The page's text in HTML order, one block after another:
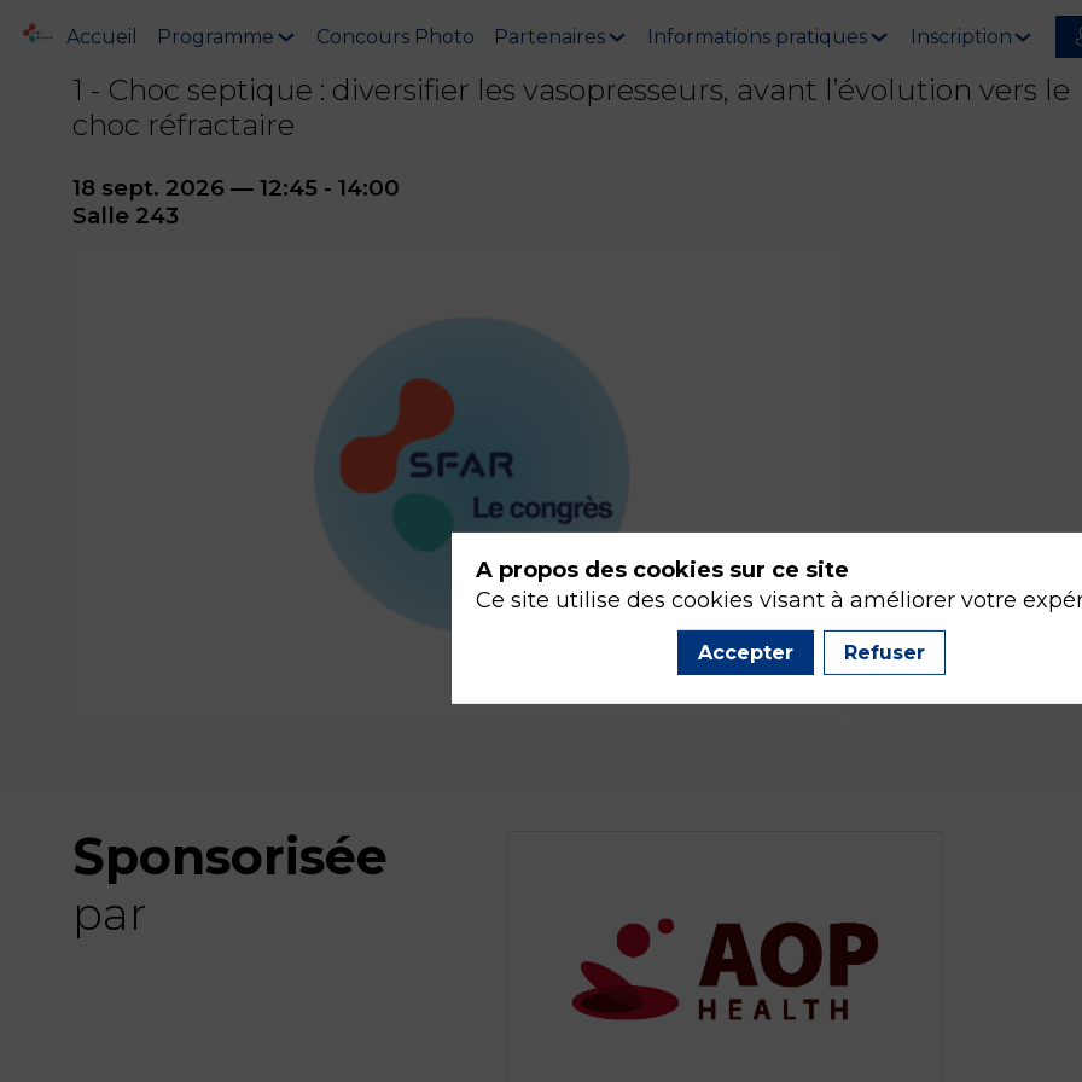
Accueil Programme Concours Photo Partenaires Informations pratiques Inscription
1 - Choc septique : diversifier les vasopresseurs, avant l’évolution vers le
choc réfractaire
18 sept. 2026 — 12:45 - 14:00
Salle 243
Sponsorisée
par
A propos des cookies sur ce site
Ce site utilise des cookies visant à améliorer votre
Accepter Refuser